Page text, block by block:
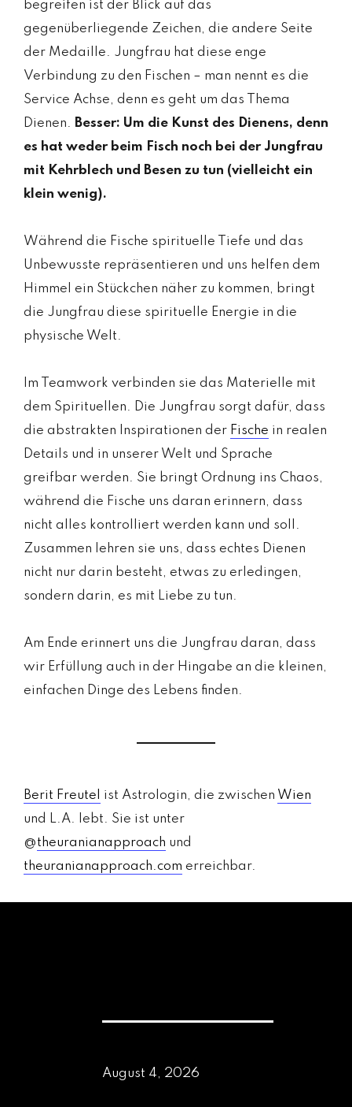
begreifen ist der Blick auf das
gegenüberliegende Zeichen, die andere Seite
der Medaille. Jungfrau hat diese enge
Verbindung zu den Fischen – man nennt es die
Service Achse, denn es geht um das Thema
Dienen. Besser: Um die Kunst des Dienens, denn
es hat weder beim Fisch noch bei der Jungfrau
mit Kehrblech und Besen zu tun (vielleicht ein
klein wenig).
Während die Fische spirituelle Tiefe und das
Unbewusste repräsentieren und uns helfen dem
Himmel ein Stückchen näher zu kommen, bringt
die Jungfrau diese spirituelle Energie in die
physische Welt.
Im Teamwork verbinden sie das Materielle mit
dem Spirituellen. Die Jungfrau sorgt dafür, dass
die abstrakten Inspirationen der Fische in realen
Details und in unserer Welt und Sprache
greifbar werden. Sie bringt Ordnung ins Chaos,
während die Fische uns daran erinnern, dass
nicht alles kontrolliert werden kann und soll.
Zusammen lehren sie uns, dass echtes Dienen
nicht nur darin besteht, etwas zu erledingen,
sondern darin, es mit Liebe zu tun.
Am Ende erinnert uns die Jungfrau daran, dass
wir Erfüllung auch in der Hingabe an die kleinen,
einfachen Dinge des Lebens finden.
Berit Freutel ist Astrologin, die zwischen Wien
und L.A. lebt. Sie ist unter
@theuranianapproach und
theuranianapproach.com erreichbar.
August 4, 2026